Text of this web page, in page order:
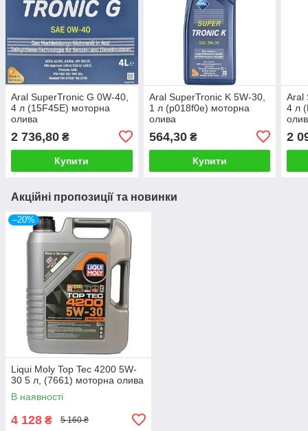
Aral SuperTronic G 0W-40,
4 л (15F45E) моторна
олива
2 736,80 ₴
Купити
Aral SuperTronic K 5W-30,
1 л (p018f0e) моторна
олива
564,30₴
Купити
Aral
4 л
2
Акційні пропозиції та новинки
–20%
Liqui Moly Top Tec 4200 5W-
30 5 л, (7661) моторна олива
В наявності
4 128 ₴ 5 160 ₴